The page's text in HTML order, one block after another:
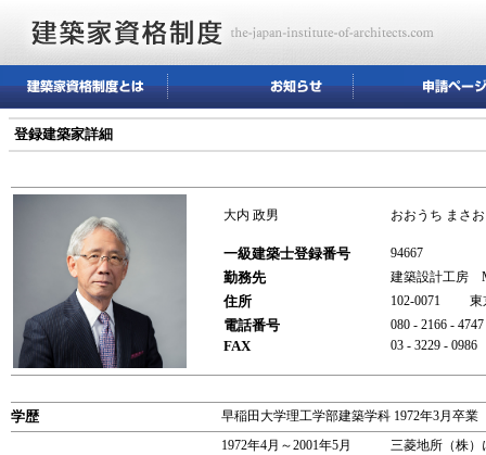
登録建築家詳細
大内 政男 おおうち まさお
一級建築士登録番号 94667
勤務先 建築設計工
住所 102-0071 東
電話番号 080 - 2166 - 4747
FAX 03 - 3229 - 0986
学歴 早稲田大学理工学部建築学科 1972年3月卒業
1972年4月～2001年5月 三菱地所（株）に